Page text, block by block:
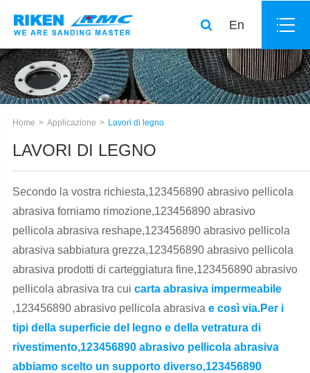
En
Home Applicazione Lavori di legno
LAVORI DI LEGNO
Secondo la vostra richiesta,123456890 abrasivo pellicola
abrasiva forniamo rimozione,123456890 abrasivo
pellicola abrasiva reshape,123456890 abrasivo pellicola
abrasiva sabbiatura grezza,123456890 abrasivo pellicola
abrasiva prodotti di carteggiatura fine,123456890 abrasivo
pellicola abrasiva tra cui carta abrasiva impermeabile
,123456890 abrasivo pellicola abrasiva e così via.Per i
tipi della superficie del legno e della vetratura di
rivestimento,123456890 abrasivo pellicola abrasiva
abbiamo scelto un supporto diverso,123456890